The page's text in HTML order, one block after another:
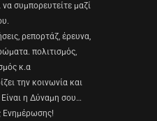
συμπορευτείτε μαζί
ρεπορτάζ, έρευνα,
πολιτισμός,
κ.α
την κοινωνία και
Είναι η Δύναμη σου…
Ενημέρωσης!